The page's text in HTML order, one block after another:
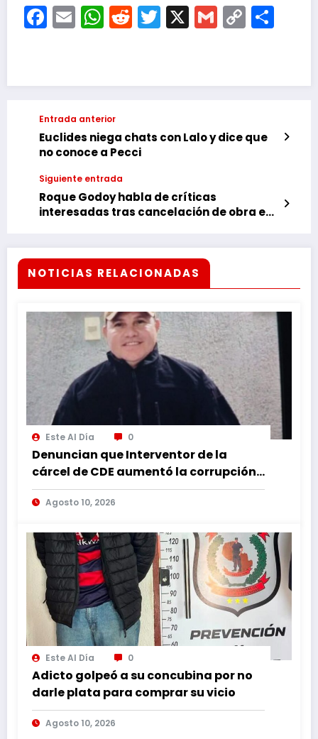
Facebook
EmailWhatsApp
Reddit
Twitter
X Gmail
Copy
Link
Entrada anterior
Euclides niega chats con Lalo y dice que
no conoce a Pecci
Siguiente entrada
Roque Godoy habla de críticas
interesadas tras cancelación de obra en
NOTICIAS RELACIONADAS
Este Al Día 0
Denuncian que Interventor de la
cárcel de CDE aumentó la corrupción
y persecución a abogados
Agosto 10, 2026
Este Al Día 0
Adicto golpeó a su concubina por no
darle plata para comprar su vicio
Agosto 10, 2026